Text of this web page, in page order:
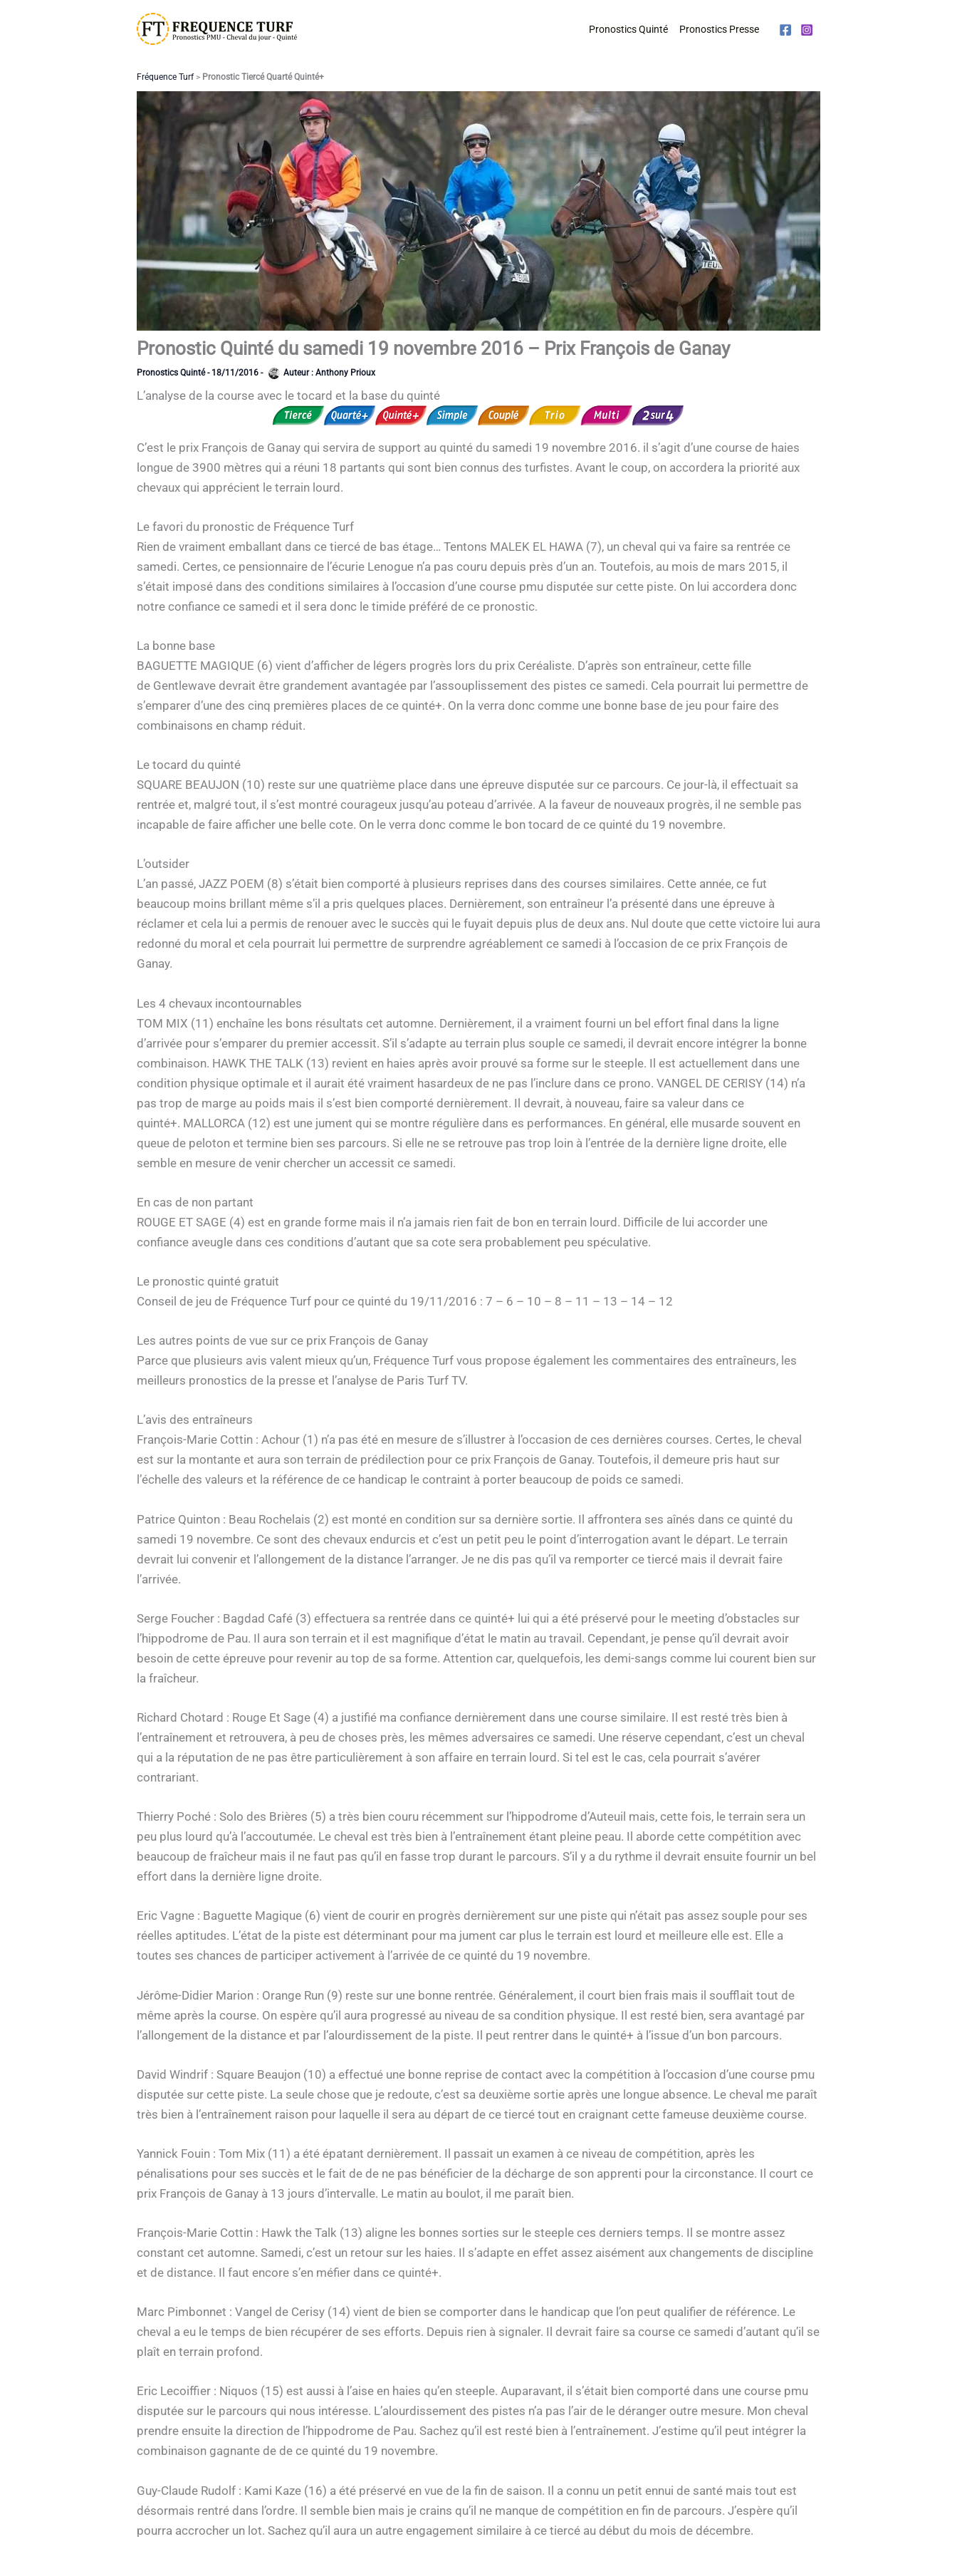
Pronostics Quinté Pronostics Presse
Fréquence Turf> Pronostic Tiercé Quarté Quinté+
Pronostic Quinté du samedi 19 novembre 2016 – Prix François de Ganay
Pronostics Quinté- 18/11/2016 - Auteur : Anthony Prioux
L’analyse de la course avec le tocard et la base du quinté
C’est le prix François de Ganay qui servira de support au quinté du samedi 19 novembre 2016. il s’agit d’une course de haies
longue de 3900 mètres qui a réuni 18 partants qui sont bien connus des turfistes. Avant le coup, on accordera la priorité aux
chevaux qui apprécient le terrain lourd.
Le favori du pronostic de Fréquence Turf
Rien de vraiment emballant dans ce tiercé de bas étage… Tentons MALEK EL HAWA (7), un cheval qui va faire sa rentrée ce
samedi. Certes, ce pensionnaire de l’écurie Lenogue n’a pas couru depuis près d’un an. Toutefois, au mois de mars 2015, il
s’était imposé dans des conditions similaires à l’occasion d’une course pmu disputée sur cette piste. On lui accordera donc
notre confiance ce samedi et il sera donc le timide préféré de ce pronostic.
La bonne base
BAGUETTE MAGIQUE (6) vient d’afficher de légers progrès lors du prix Ceréaliste. D’après son entraîneur, cette fille
de Gentlewave devrait être grandement avantagée par l’assouplissement des pistes ce samedi. Cela pourrait lui permettre de
s’emparer d’une des cinq premières places de ce quinté+. On la verra donc comme une bonne base de jeu pour faire des
combinaisons en champ réduit.
Le tocard du quinté
SQUARE BEAUJON (10) reste sur une quatrième place dans une épreuve disputée sur ce parcours. Ce jour-là, il effectuait sa
rentrée et, malgré tout, il s’est montré courageux jusqu’au poteau d’arrivée. A la faveur de nouveaux progrès, il ne semble pas
incapable de faire afficher une belle cote. On le verra donc comme le bon tocard de ce quinté du 19 novembre.
L’outsider
L’an passé, JAZZ POEM (8) s’était bien comporté à plusieurs reprises dans des courses similaires. Cette année, ce fut
beaucoup moins brillant même s’il a pris quelques places. Dernièrement, son entraîneur l’a présenté dans une épreuve à
réclamer et cela lui a permis de renouer avec le succès qui le fuyait depuis plus de deux ans. Nul doute que cette victoire lui aura
redonné du moral et cela pourrait lui permettre de surprendre agréablement ce samedi à l’occasion de ce prix François de
Ganay.
Les 4 chevaux incontournables
TOM MIX (11) enchaîne les bons résultats cet automne. Dernièrement, il a vraiment fourni un bel effort final dans la ligne
d’arrivée pour s’emparer du premier accessit. S’il s’adapte au terrain plus souple ce samedi, il devrait encore intégrer la bonne
combinaison. HAWK THE TALK (13) revient en haies après avoir prouvé sa forme sur le steeple. Il est actuellement dans une
condition physique optimale et il aurait été vraiment hasardeux de ne pas l’inclure dans ce prono. VANGEL DE CERISY (14) n’a
pas trop de marge au poids mais il s’est bien comporté dernièrement. Il devrait, à nouveau, faire sa valeur dans ce
quinté+. MALLORCA (12) est une jument qui se montre régulière dans es performances. En général, elle musarde souvent en
queue de peloton et termine bien ses parcours. Si elle ne se retrouve pas trop loin à l’entrée de la dernière ligne droite, elle
semble en mesure de venir chercher un accessit ce samedi.
En cas de non partant
ROUGE ET SAGE (4) est en grande forme mais il n’a jamais rien fait de bon en terrain lourd. Difficile de lui accorder une
confiance aveugle dans ces conditions d’autant que sa cote sera probablement peu spéculative.
Le pronostic quinté gratuit
Conseil de jeu de Fréquence Turf pour ce quinté du 19/11/2016 : 7 – 6 – 10 – 8 – 11 – 13 – 14 – 12
Les autres points de vue sur ce prix François de Ganay
Parce que plusieurs avis valent mieux qu’un, Fréquence Turf vous propose également les commentaires des entraîneurs, les
meilleurs pronostics de la presse et l’analyse de Paris Turf TV.
L’avis des entraîneurs
François-Marie Cottin : Achour (1) n’a pas été en mesure de s’illustrer à l’occasion de ces dernières courses. Certes, le cheval
est sur la montante et aura son terrain de prédilection pour ce prix François de Ganay. Toutefois, il demeure pris haut sur
l’échelle des valeurs et la référence de ce handicap le contraint à porter beaucoup de poids ce samedi.
Patrice Quinton : Beau Rochelais (2) est monté en condition sur sa dernière sortie. Il affrontera ses aînés dans ce quinté du
samedi 19 novembre. Ce sont des chevaux endurcis et c’est un petit peu le point d’interrogation avant le départ. Le terrain
devrait lui convenir et l’allongement de la distance l’arranger. Je ne dis pas qu’il va remporter ce tiercé mais il devrait faire
l’arrivée.
Serge Foucher : Bagdad Café (3) effectuera sa rentrée dans ce quinté+ lui qui a été préservé pour le meeting d’obstacles sur
l’hippodrome de Pau. Il aura son terrain et il est magnifique d’état le matin au travail. Cependant, je pense qu’il devrait avoir
besoin de cette épreuve pour revenir au top de sa forme. Attention car, quelquefois, les demi-sangs comme lui courent bien sur
la fraîcheur.
Richard Chotard : Rouge Et Sage (4) a justifié ma confiance dernièrement dans une course similaire. Il est resté très bien à
l’entraînement et retrouvera, à peu de choses près, les mêmes adversaires ce samedi. Une réserve cependant, c’est un cheval
qui a la réputation de ne pas être particulièrement à son affaire en terrain lourd. Si tel est le cas, cela pourrait s’avérer
contrariant.
Thierry Poché : Solo des Brières (5) a très bien couru récemment sur l’hippodrome d’Auteuil mais, cette fois, le terrain sera un
peu plus lourd qu’à l’accoutumée. Le cheval est très bien à l’entraînement étant pleine peau. Il aborde cette compétition avec
beaucoup de fraîcheur mais il ne faut pas qu’il en fasse trop durant le parcours. S’il y a du rythme il devrait ensuite fournir un bel
effort dans la dernière ligne droite.
Eric Vagne : Baguette Magique (6) vient de courir en progrès dernièrement sur une piste qui n’était pas assez souple pour ses
réelles aptitudes. L’état de la piste est déterminant pour ma jument car plus le terrain est lourd et meilleure elle est. Elle a
toutes ses chances de participer activement à l’arrivée de ce quinté du 19 novembre.
Jérôme-Didier Marion : Orange Run (9) reste sur une bonne rentrée. Généralement, il court bien frais mais il soufflait tout de
même après la course. On espère qu’il aura progressé au niveau de sa condition physique. Il est resté bien, sera avantagé par
l’allongement de la distance et par l’alourdissement de la piste. Il peut rentrer dans le quinté+ à l’issue d’un bon parcours.
David Windrif : Square Beaujon (10) a effectué une bonne reprise de contact avec la compétition à l’occasion d’une course pmu
disputée sur cette piste. La seule chose que je redoute, c’est sa deuxième sortie après une longue absence. Le cheval me paraît
très bien à l’entraînement raison pour laquelle il sera au départ de ce tiercé tout en craignant cette fameuse deuxième course.
Yannick Fouin : Tom Mix (11) a été épatant dernièrement. Il passait un examen à ce niveau de compétition, après les
pénalisations pour ses succès et le fait de de ne pas bénéficier de la décharge de son apprenti pour la circonstance. Il court ce
prix François de Ganay à 13 jours d’intervalle. Le matin au boulot, il me paraît bien.
François-Marie Cottin : Hawk the Talk (13) aligne les bonnes sorties sur le steeple ces derniers temps. Il se montre assez
constant cet automne. Samedi, c’est un retour sur les haies. Il s’adapte en effet assez aisément aux changements de discipline
et de distance. Il faut encore s’en méfier dans ce quinté+.
Marc Pimbonnet : Vangel de Cerisy (14) vient de bien se comporter dans le handicap que l’on peut qualifier de référence. Le
cheval a eu le temps de bien récupérer de ses efforts. Depuis rien à signaler. Il devrait faire sa course ce samedi d’autant qu’il se
plaît en terrain profond.
Eric Lecoiffier : Niquos (15) est aussi à l’aise en haies qu’en steeple. Auparavant, il s’était bien comporté dans une course pmu
disputée sur le parcours qui nous intéresse. L’alourdissement des pistes n’a pas l’air de le déranger outre mesure. Mon cheval
prendre ensuite la direction de l’hippodrome de Pau. Sachez qu’il est resté bien à l’entraînement. J’estime qu’il peut intégrer la
combinaison gagnante de de ce quinté du 19 novembre.
Guy-Claude Rudolf : Kami Kaze (16) a été préservé en vue de la fin de saison. Il a connu un petit ennui de santé mais tout est
désormais rentré dans l’ordre. Il semble bien mais je crains qu’il ne manque de compétition en fin de parcours. J’espère qu’il
pourra accrocher un lot. Sachez qu’il aura un autre engagement similaire à ce tiercé au début du mois de décembre.